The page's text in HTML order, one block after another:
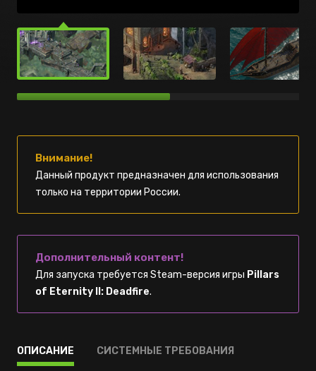
Внимание!
Данный продукт предназначен для использования
только на территории России.
Дополнительный контент!
Для запуска требуется Steam-версия игры Pillars
of Eternity II: Deadfire.
ОПИСАНИЕ СИСТЕМНЫЕ ТРЕБОВАНИЯ